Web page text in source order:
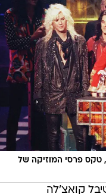
טקס פרסי המוזיקה של
קואצ'לה